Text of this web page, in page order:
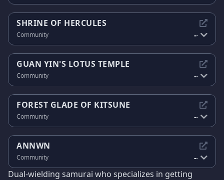
SHRINE OF HERCULES
Community --
GUAN YIN'S LOTUS TEMPLE
Community --
FOREST GLADE OF KITSUNE
Community --
ANNWN
Community --
Dual-wielding samurai who specializes in getting